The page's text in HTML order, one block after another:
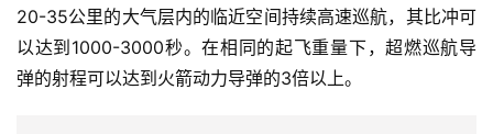
20-35公里的大气层内的临近空间持续高速巡航，其比冲可
以达到1000-3000秒。在相同的起飞重量下，超燃巡航导
弹的射程可以达到火箭动力导弹的3倍以上。